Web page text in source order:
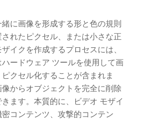
緒に画像を形成する形と色の規則
れたピクセル、または小さな正
イクを作成するプロセスには、
ードウェア ツールを使用して画
クセル化することが含まれま
からオブジェクトを完全に削除
ます。本質的に、ビデオ モザイ
コンテンツ、攻撃的コンテン